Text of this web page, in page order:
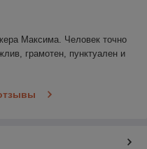
Максима. Человек точно
грамотен, пунктуален и